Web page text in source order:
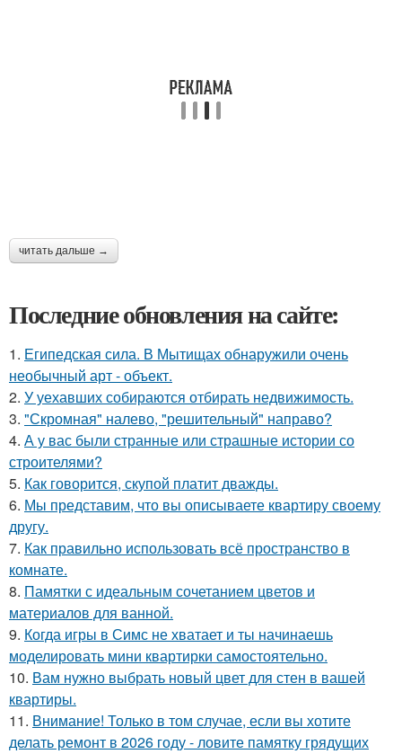
читать дальше →
Последние обновления на сайте:
1. Египедская сила. В Мытищах обнаружили очень
необычный арт - объект.
2. У уехавших собираются отбирать недвижимость.
3. "Скромная" налево, "решительный" направо?
4. А у вас были странные или страшные истории со
строителями?
5. Как говорится, скупой платит дважды.
6. Мы представим, что вы описываете квартиру своему
другу.
7. Как правильно использовать всё пространство в
комнате.
8. Памятки с идеальным сочетанием цветов и
материалов для ванной.
9. Когда игры в Симс не хватает и ты начинаешь
моделировать мини квартирки самостоятельно.
10. Вам нужно выбрать новый цвет для стен в вашей
квартиры.
11. Внимание! Только в том случае, если вы хотите
делать ремонт в 2026 году - ловите памятку грядущих